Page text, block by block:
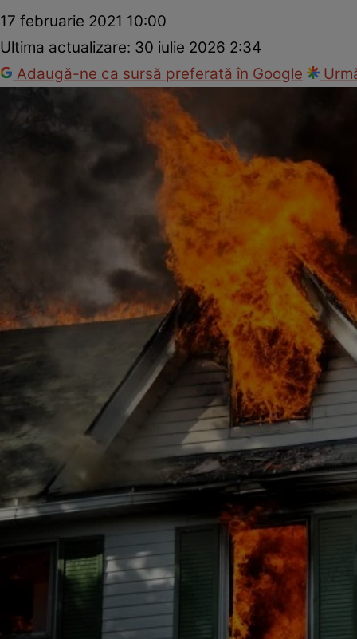
17 februarie 2021 10:00
Ultima actualizare: 30 iulie 2026 2:34
Adaugă-ne ca sursă preferată în Google